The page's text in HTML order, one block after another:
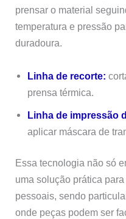
prensar o material
temperatura e pressão
duradoura.
Linha de recorte:
prensa térmica.
Linha de impressão
aplicar máscara de
Essa tecnologia não só
uma solução prática
pessoais, sendo
onde peças podem ser